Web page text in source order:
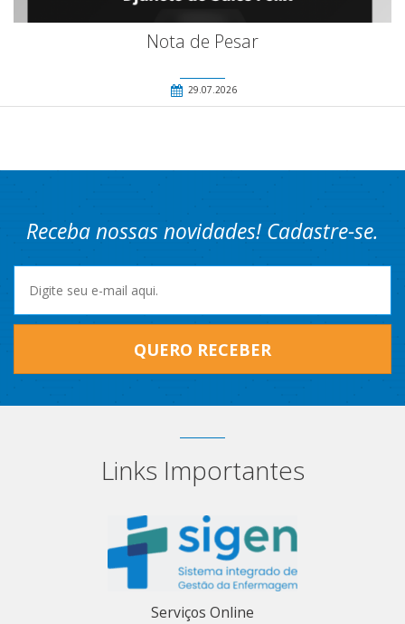
Nota de Pesar
29.07.2026
Receba nossas novidades! Cadastre-se.
QUERO RECEBER
Links Importantes
Serviços Online